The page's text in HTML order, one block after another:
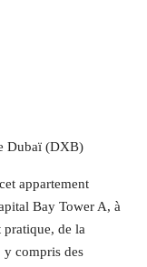
Dubaï (DXB)
appartement
Bay Tower A, à
pratique, de la
y compris des